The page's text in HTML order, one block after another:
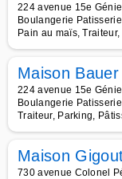
224 avenue 15e
Boulangerie
Pain au maïs, Traiteur,
Maison Bauer
224 avenue 15e
Boulangerie
Traiteur, Parking,
Maison
730 avenue Colonel